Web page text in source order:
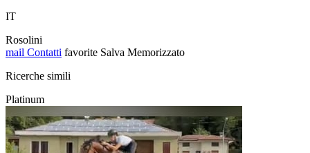
IT
Rosolini
mail Contatti favorite Salva Memorizzato
Ricerche simili
Platinum